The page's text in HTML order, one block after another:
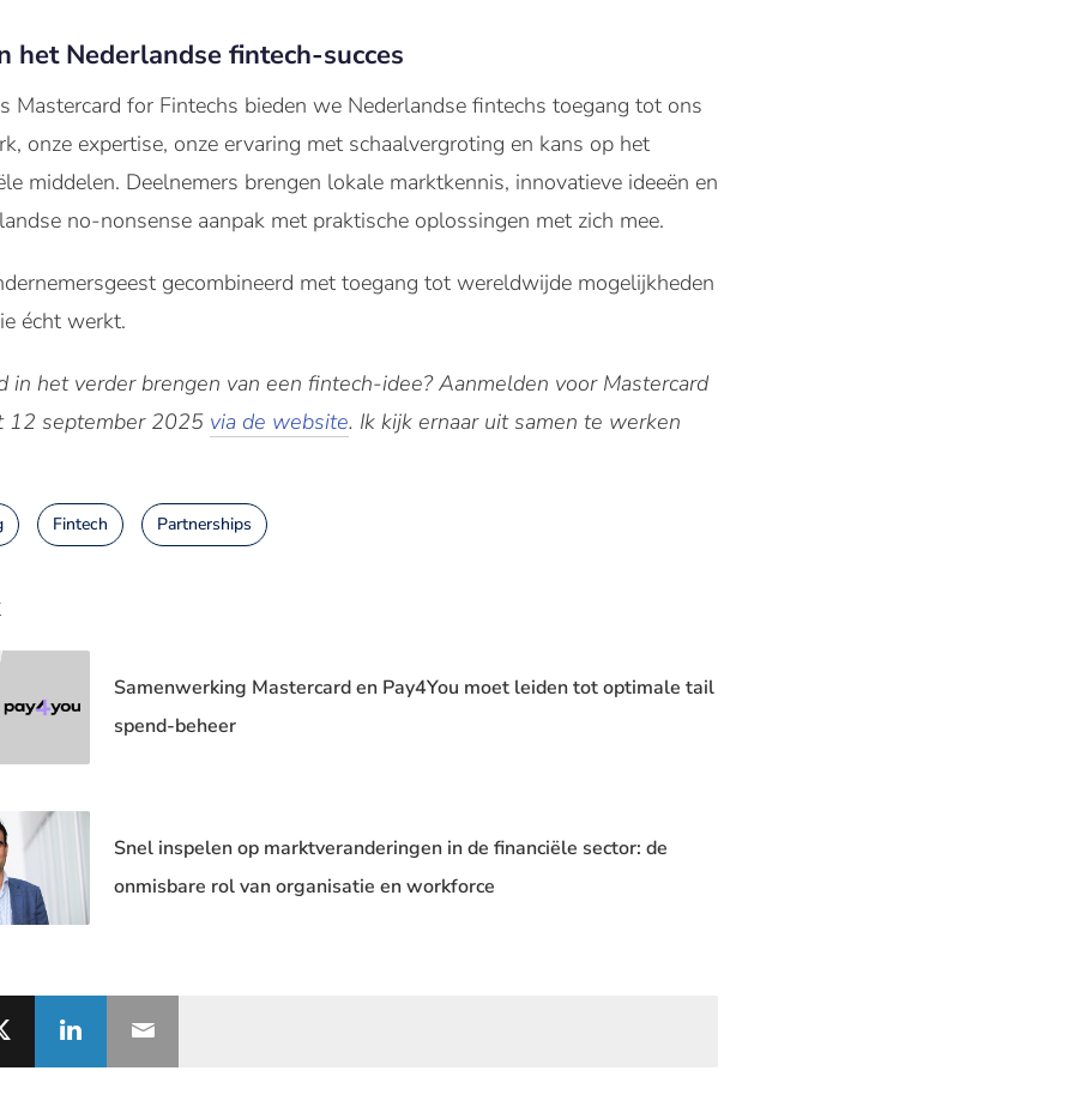
het Nederlandse fintech-succes
Mastercard for Fintechs bieden we Nederlandse fintechs toegang tot ons
onze expertise, onze ervaring met schaalvergroting en kans op het
middelen. Deelnemers brengen lokale marktkennis, innovatieve ideeën en
no-nonsense aanpak met praktische oplossingen met zich mee.
gecombineerd met toegang tot wereldwijde mogelijkheden
écht werkt.
in het verder brengen van een fintech-idee? Aanmelden voor Mastercard
12 september 2025 via de website. Ik kijk ernaar uit samen te werken
Fintech Partnerships
Samenwerking Mastercard en Pay4You moet leiden tot optimale tail
spend-beheer
Snel inspelen op marktveranderingen in de financiële sector: de
onmisbare rol van organisatie en workforce